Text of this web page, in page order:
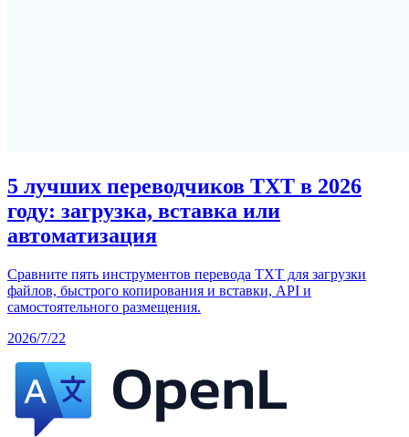
5 лучших переводчиков TXT в 2026
году: загрузка, вставка или
автоматизация
Сравните пять инструментов перевода TXT для загрузки
файлов, быстрого копирования и вставки, API и
самостоятельного размещения.
2026/7/22